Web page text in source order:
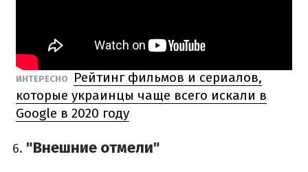
ИНТЕРЕСНО
Рейтинг фильмов и сериалов,
которые украинцы чаще всего искали в
Google в 2020 году
"Внешние отмели"